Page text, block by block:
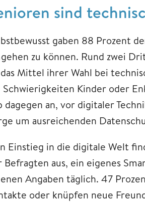
sind
gaben 88 Prozent
zu können. Rund zwei
Mittel ihrer Wahl bei
Schwierigkeiten Kinder oder
dagegen an, vor digitaler
um ausreichenden
Einstieg in die digitale Welt
Befragten aus, ein eigenes
Angaben täglich. 47
oder knüpfen neue